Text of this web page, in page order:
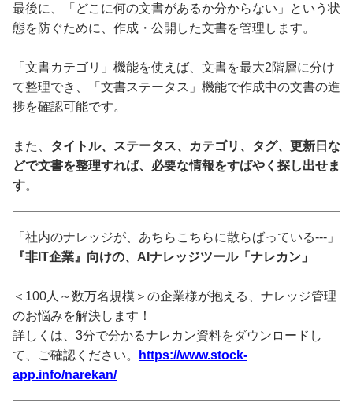
最後に、「どこに何の文書があるか分からない」という状
態を防ぐために、作成・公開した文書を管理します。
「文書カテゴリ」機能を使えば、文書を最大2階層に分け
て整理でき、「文書ステータス」機能で作成中の文書の進
捗を確認可能です。
また、 タイトル、ステータス、カテゴリ、タグ、更新日な
どで文書を整理すれば、必要な情報をすばやく探し出せま
す。
「社内のナレッジが、あちらこちらに散らばっている---」
『非IT企業』向けの、AIナレッジツール「ナレカン」
＜100人～数万名規模＞の企業様が抱える、ナレッジ管理
のお悩みを解決します！
詳しくは、3分で分かるナレカン資料をダウンロードし
て、ご確認ください。
https://www.stock-
app.info/narekan/